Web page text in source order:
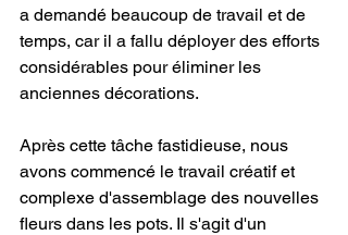
a demandé beaucoup de travail et de
temps, car il a fallu déployer des efforts
considérables pour éliminer les
anciennes décorations.
Après cette tâche fastidieuse, nous
avons commencé le travail créatif et
complexe d'assemblage des nouvelles
fleurs dans les pots. Il s'agit d'un